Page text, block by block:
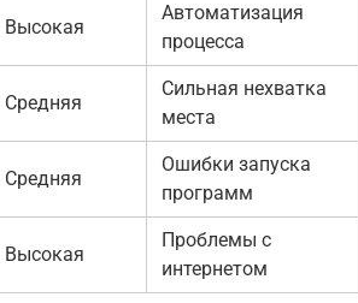
Высокая
Автоматизация
процесса
Средняя
Сильная нехватка
места
Средняя
Ошибки запуска
программ
Высокая
Проблемы с
интернетом